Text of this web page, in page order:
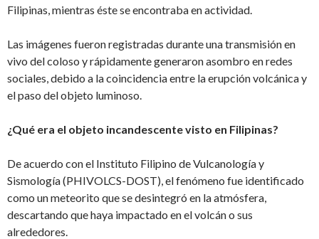
Filipinas, mientras éste se encontraba en actividad.
Las imágenes fueron registradas durante una transmisión en
vivo del coloso y rápidamente generaron asombro en redes
sociales, debido a la coincidencia entre la erupción volcánica y
el paso del objeto luminoso.
¿Qué era el objeto incandescente visto en Filipinas?
De acuerdo con el Instituto Filipino de Vulcanología y
Sismología (PHIVOLCS-DOST), el fenómeno fue identificado
como un meteorito que se desintegró en la atmósfera,
descartando que haya impactado en el volcán o sus
alrededores.